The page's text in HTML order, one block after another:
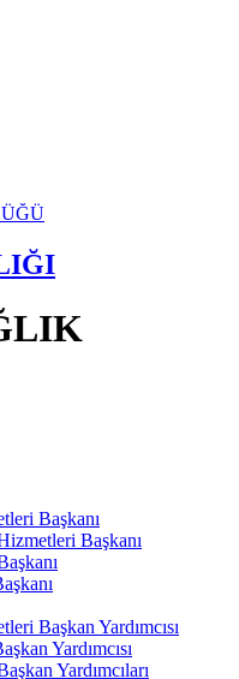
Başkanı
Başkanı
Başkan Yardımcısı
Yardımcısı
Yardımcıları